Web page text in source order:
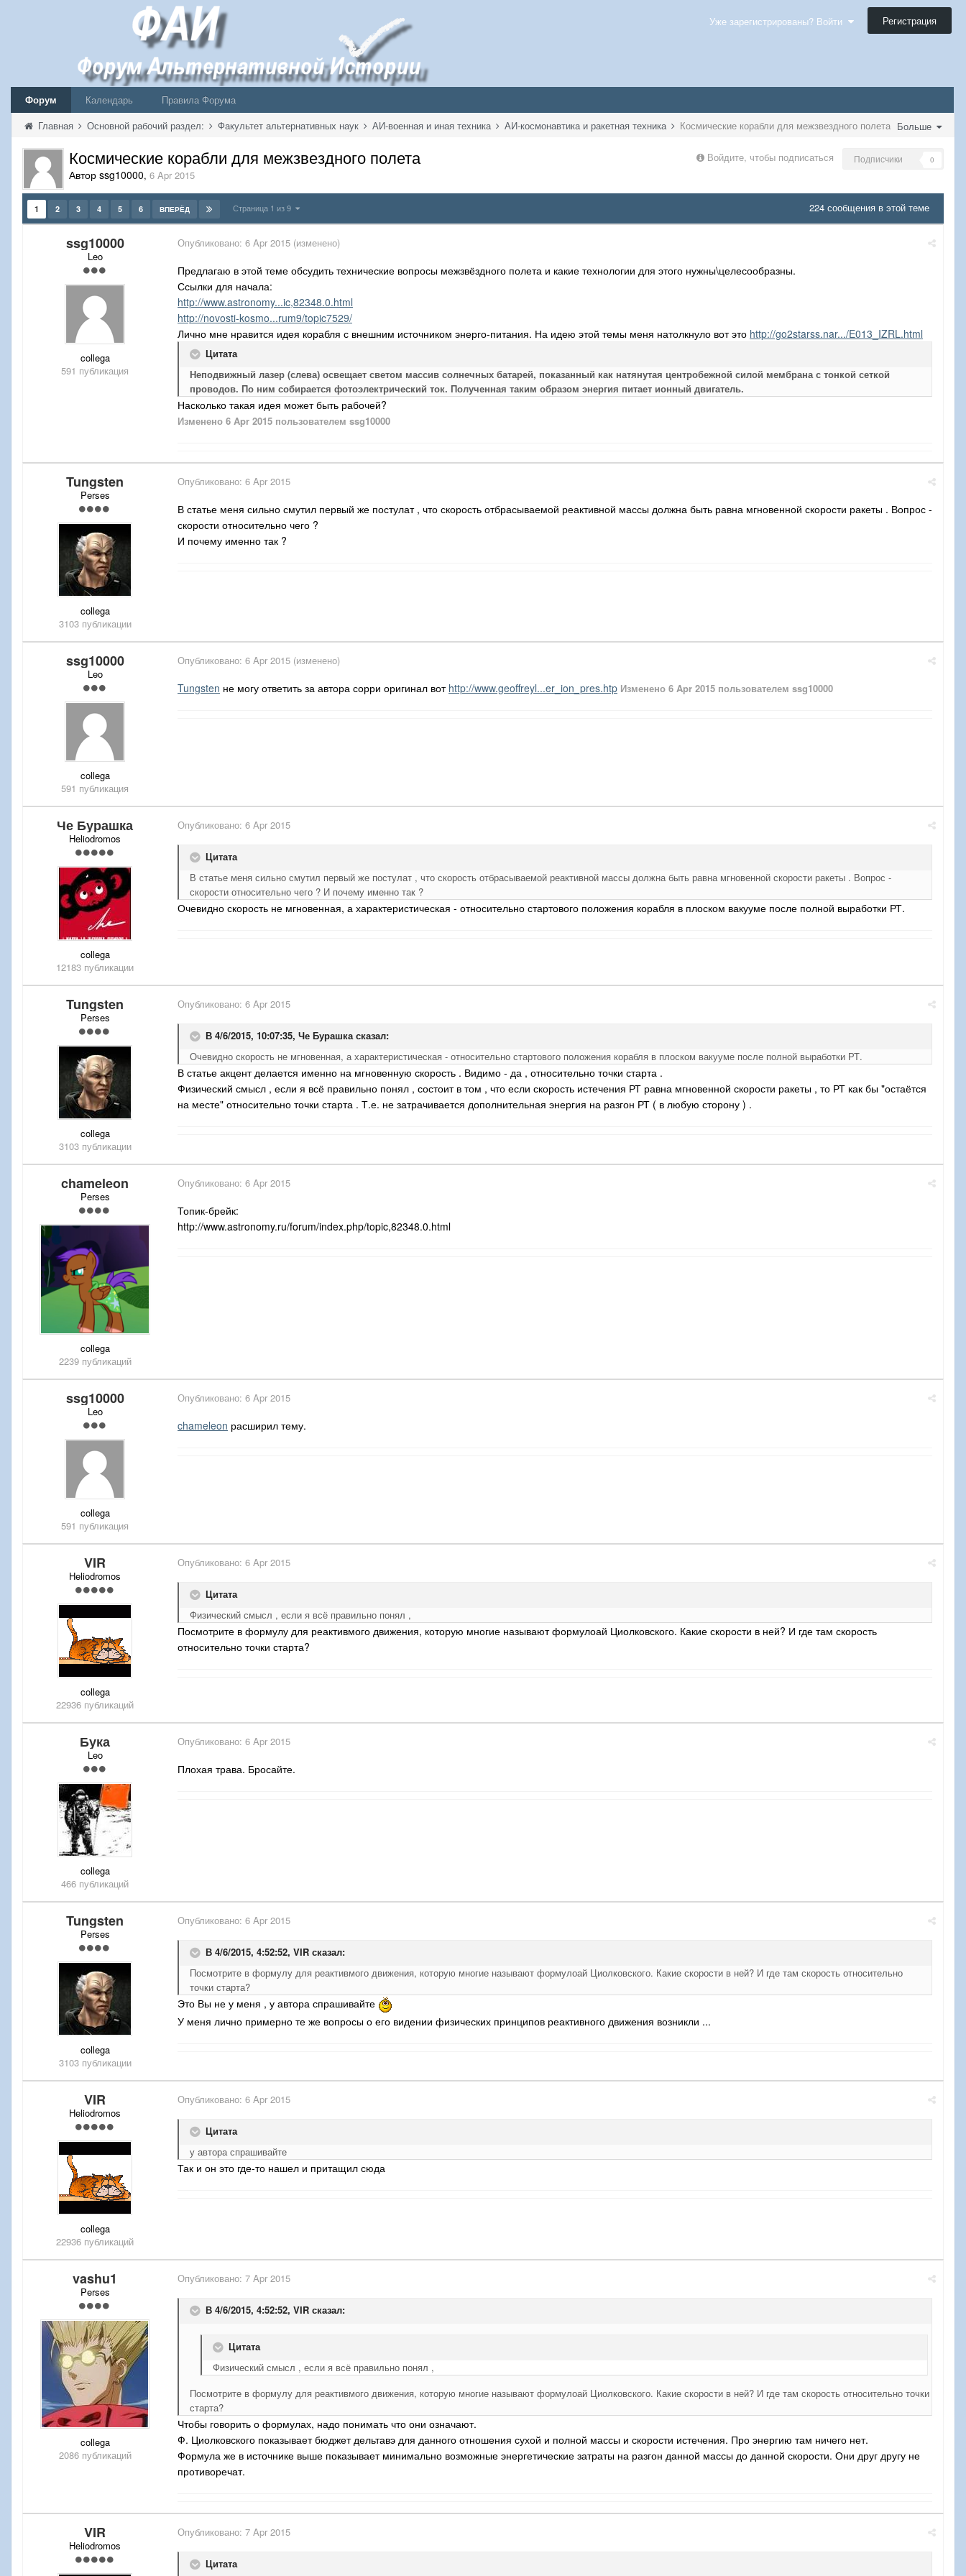
Уже зарегистрированы? Войти Регистрация
Форум Календарь
Правила Форума
Больше
Главная Основной рабочий раздел: Факультет альтернативных наук АИ-военная и иная техника АИ-космонавтика и ракетная техника Космические корабли для межзвездного полета
Войдите, чтобы подписаться Подписчики 0
Космические корабли для межзвездного полета
Автор ssg10000, 6 Apr 2015
224 сообщения в этой теме
1 2 3 4 5 6 ВПЕРЁД Страница 1 из 9
ssg10000
Leo
collega
591 публикация
Опубликовано: 6 Apr 2015 (изменено)
Предлагаю в этой теме обсудить технические вопросы межзвёздного полета и какие технологии для этого нужны\целесообразны.
Ссылки для начала:
http://www.astronomy...ic,82348.0.html
http://novosti-kosmo...rum9/topic7529/
Лично мне нравится идея корабля с внешним источником энерго-питания. На идею этой темы меня натолкнуло вот это http://go2starss.nar.../E013_IZRL.html
Цитата
Неподвижный лазер (слева) освещает светом массив солнечных батарей, показанный как натянутая центробежной силой мембрана с тонкой сеткой
проводов. По ним собирается фотоэлектрический ток. Полученная таким образом энергия питает ионный двигатель.
Насколько такая идея может быть рабочей?
Изменено 6 Apr 2015 пользователем ssg10000
Tungsten
Perses
collega
3103 публикации
Опубликовано: 6 Apr 2015
В статье меня сильно смутил первый же постулат , что скорость отбрасываемой реактивной массы должна быть равна мгновенной скорости ракеты . Вопрос -
скорости относительно чего ?
И почему именно так ?
ssg10000
Leo
collega
591 публикация
Опубликовано: 6 Apr 2015 (изменено)
Tungsten не могу ответить за автора сорри оригинал вот http://www.geoffreyl...er_ion_pres.htp Изменено 6 Apr 2015 пользователем ssg10000
Че Бурашка
Heliodromos
collega
12183 публикации
Опубликовано: 6 Apr 2015
Цитата
В статье меня сильно смутил первый же постулат , что скорость отбрасываемой реактивной массы должна быть равна мгновенной скорости ракеты . Вопрос -
скорости относительно чего ? И почему именно так ?
Очевидно скорость не мгновенная, а характеристическая - относительно стартового положения корабля в плоском вакууме после полной выработки РТ.
Tungsten
Perses
collega
3103 публикации
Опубликовано: 6 Apr 2015
В 4/6/2015, 10:07:35, Че Бурашка сказал:
Очевидно скорость не мгновенная, а характеристическая - относительно стартового положения корабля в плоском вакууме после полной выработки РТ.
В статье акцент делается именно на мгновенную скорость . Видимо - да , относительно точки старта .
Физический смысл , если я всё правильно понял , состоит в том , что если скорость истечения РТ равна мгновенной скорости ракеты , то РТ как бы "остаётся
на месте" относительно точки старта . Т.е. не затрачивается дополнительная энергия на разгон РТ ( в любую сторону ) .
chameleon
Perses
collega
2239 публикаций
Опубликовано: 6 Apr 2015
Топик-брейк:
http://www.astronomy.ru/forum/index.php/topic,82348.0.html
ssg10000
Leo
collega
591 публикация
Опубликовано: 6 Apr 2015
chameleon расширил тему.
VIR
Heliodromos
collega
22936 публикаций
Опубликовано: 6 Apr 2015
Цитата
Физический смысл , если я всё правильно понял ,
Посмотрите в формулу для реактивмого движения, которую многие называют формулоай Циолковского. Какие скорости в ней? И где там скорость
относительно точки старта?
Бука
Leo
collega
466 публикаций
Опубликовано: 6 Apr 2015
Плохая трава. Бросайте.
Tungsten
Perses
collega
3103 публикации
Опубликовано: 6 Apr 2015
В 4/6/2015, 4:52:52, VIR сказал:
Посмотрите в формулу для реактивмого движения, которую многие называют формулоай Циолковского. Какие скорости в ней? И где там скорость относительно
точки старта?
Это Вы не у меня , у автора спрашивайте
У меня лично примерно те же вопросы о его видении физических принципов реактивного движения возникли ...
VIR
Heliodromos
collega
22936 публикаций
Опубликовано: 6 Apr 2015
Цитата
у автора спрашивайте
Так и он это где-то нашел и притащил сюда
vashu1
Perses
collega
2086 публикаций
Опубликовано: 7 Apr 2015
В 4/6/2015, 4:52:52, VIR сказал:
Цитата
Физический смысл , если я всё правильно понял ,
Посмотрите в формулу для реактивмого движения, которую многие называют формулоай Циолковского. Какие скорости в ней? И где там скорость относительно точки
старта?
Чтобы говорить о формулах, надо понимать что они означают.
Ф. Циолковского показывает бюджет дельтавэ для данного отношения сухой и полной массы и скорости истечения. Про энергию там ничего нет.
Формула же в источнике выше показывает минимально возможные энергетические затраты на разгон данной массы до данной скорости. Они друг другу не
противоречат.
VIR
Heliodromos
Опубликовано: 7 Apr 2015
Цитата